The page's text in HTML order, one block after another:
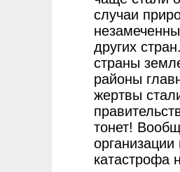
случаи
других
страны
районы
жертвы
тонет!
катастрофа